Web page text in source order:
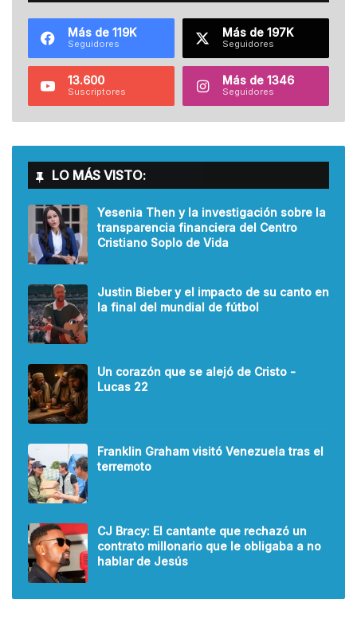
Más de 119K
Seguidores
Más de 197K
Seguidores
13.600
Suscriptores
Más de 1346
Seguidores
LO MÁS VISTO:
Yesenia Then y la investigación sobre la
transparencia financiera del Centro
Cristiano Soplo de Vida
Justin Bieber y el impacto de su canto en
la final del mundial de fútbol
Un corazón que se alejó de Cristo -
Lucas 22
Franklin Graham visitó Venezuela tras el
terremoto
CJ Bracy: El cantante que rechazó un
contrato millonario que le obligaba a no
hablar de Jesús